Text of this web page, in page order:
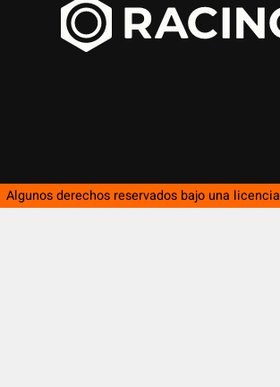
Algunos derechos reservados bajo una licencia